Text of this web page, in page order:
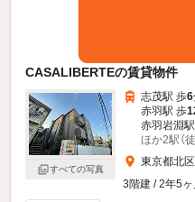
CASALIBERTEの賃貸物件
すべての写真
志茂駅 歩6
赤羽駅 歩
赤羽岩淵
ほか2駅（
東京都北
3階建 / 2年5